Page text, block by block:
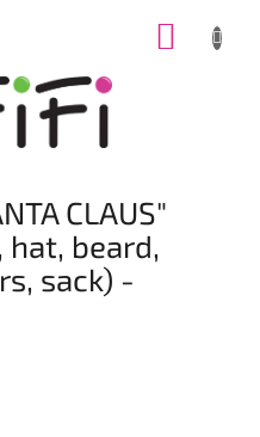
CLAUS"
beard,
sack) -